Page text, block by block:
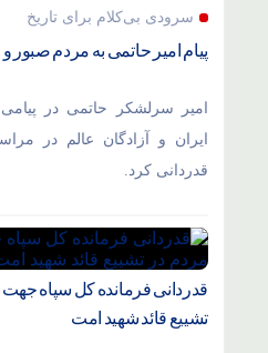
سرودی بی‌کلام برای تاریخ
پیام امیر حاتمی به مردم صبور و
امیر سرلشکر حاتمی در
ایران و آزادگان عالم در
قدردانی کرد.
قدردانی فرمانده کل سپاه
تشییع قائد شهید امت